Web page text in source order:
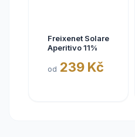
Freixenet Solare
Aperitivo 11%
od 239 Kč